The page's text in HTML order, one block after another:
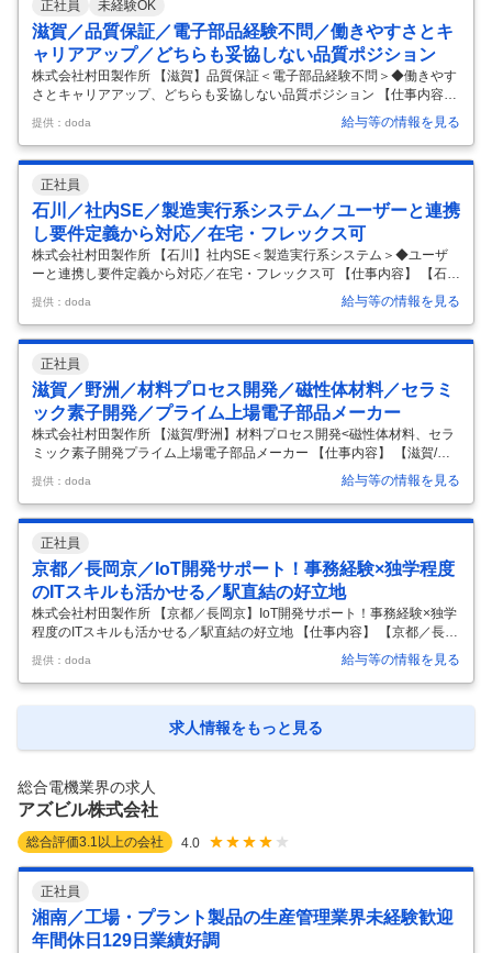
正社員 未経験OK
滋賀／品質保証／電子部品経験不問／働きやすさとキ
ャリアアップ／どちらも妥協しない品質ポジション
株式会社村田製作所 【滋賀】品質保証＜電子部品経験不問＞◆働きやす
さとキャリアアップ、どちらも妥協しない品質ポジション 【仕事内容】
【滋賀】品質保証＜電子部品経験不問＞◆働きやすさとキャリアアッ
プ、どちらも妥協しない品質ポジション 【具体的な仕事内容】 ～電子部
品経験不問。品質保証として、製品開発の源流から量産・グローバル展
開まで品質を創り込むことが可能です～ 電子部品の品質保証における、
以下業務を担当して頂きます。 ■業務詳細（業務例） ・新規開発取り組
みのプロジェクト会議に参加。開発目標やその評価方法の検討に品質視
点でアドバイスを行う。 ・既存量産品の材料・設計変更に対して品質視
点で参画 …
提供：doda 給与等の情報を見る
正社員
石川／社内SE／製造実行系システム／ユーザーと連携
し要件定義から対応／在宅・フレックス可
株式会社村田製作所 【石川】社内SE＜製造実行系システム＞◆ユーザ
ーと連携し要件定義から対応／在宅・フレックス可 【仕事内容】 【石
川】社内SE＜製造実行系システム＞◆ユーザーと連携し要件定義から対
応／在宅・フレックス可 【具体的な仕事内容】 スマートファクトリー構
想実現に向け、製造実行系システム（MES等）の企画・開発・保守・運
用を担っていただきます。 ■具体業務 ・製造現場と連携した業務要件整
理、要件定義など上流工程から開発・導入・標準化まで一貫して推進 ・
自動化、トレーサビリティ強化、ゼロディフェクト推進等を目的とした
製造支援システムの企画・構築 ・IoT機器や各種設備・既存システムか
ら …
提供：doda 給与等の情報を見る
正社員
滋賀／野洲／材料プロセス開発／磁性体材料／セラミ
ック素子開発／プライム上場電子部品メーカー
株式会社村田製作所 【滋賀/野洲】材料プロセス開発<磁性体材料、セラ
ミック素子開発プライム上場電子部品メーカー 【仕事内容】 【滋賀/野
洲】材料プロセス開発<磁性体材料、セラミック素子開発プライム上場
電子部品メーカー 【具体的な仕事内容】 電子部品向けの磁性材料の設
計、原料プロセスおよび窯業プロセスの技術開発に携わっていただきま
す。 業務の流れとしては、商品開発部門より「どんな性能のインダクタ
が必要で、そのためにどんなコアがいるか」というニーズを受けて、組
成の検討から、それを実現するためのプロセス開発までを担います。 ■
業務詳細 ・既存材料のQCDを抜本的に改善する取り組みを、工場の製造
プロセ …
提供：doda 給与等の情報を見る
正社員
京都／長岡京／IoT開発サポート！事務経験×独学程度
のITスキルも活かせる／駅直結の好立地
株式会社村田製作所 【京都／長岡京】IoT開発サポート！事務経験×独学
程度のITスキルも活かせる／駅直結の好立地 【仕事内容】 【京都／長岡
京】IoT開発サポート！事務経験×独学程度のITスキルも活かせる／駅直
結の好立地 【具体的な仕事内容】 「一般事務のままでは将来が不安」
「独学でITの勉強を始めたけれど、実務に活かすチャンスがない」 そん
な方に最適なお仕事です。 ■求人概要 当部署では、無線センサ機器（セ
ンサ本体や通信機器）や、作業者の安全を見守るシステムの開発を行っ
提供：doda 給与等の情報を見る
求人情報をもっと見る
総合電機業界の求人
アズビル株式会社
総合評価3.1 以上の会社 4.0
正社員
湘南／工場・プラント製品の生産管理業界未経験歓迎
年間休日129日業績好調